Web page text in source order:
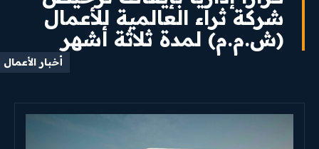
شركة ثراء العالمية للأعمال
(ش.م.م) لمدة ثلاثة أشهر
أخبار الأعمال